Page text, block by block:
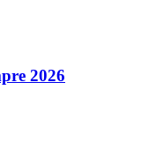
2026